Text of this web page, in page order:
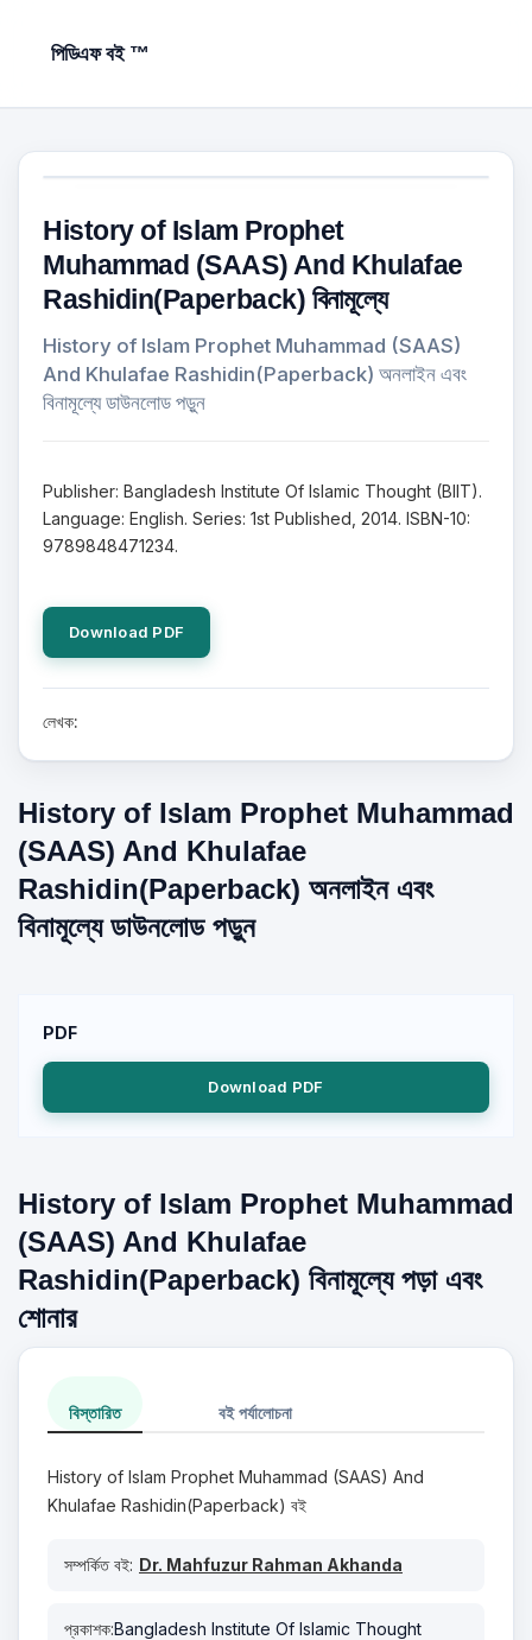
পিডিএফ বই ™
History of Islam Prophet
Muhammad (SAAS) And Khulafae
Rashidin(Paperback) বিনামূল্যে
History of Islam Prophet Muhammad (SAAS)
And Khulafae Rashidin(Paperback) অনলাইন এবং
বিনামূল্যে ডাউনলোড পড়ুন
Publisher: Bangladesh Institute Of Islamic Thought (BIIT).
Language: English. Series: 1st Published, 2014. ISBN-10:
9789848471234.
Download PDF
লেখক:
History of Islam Prophet Muhammad
(SAAS) And Khulafae
Rashidin(Paperback) অনলাইন এবং
বিনামূল্যে ডাউনলোড পড়ুন
PDF
Download PDF
History of Islam Prophet Muhammad
(SAAS) And Khulafae
Rashidin(Paperback) বিনামূল্যে পড়া এবং
শোনার
বিস্তারিত বই পর্যালোচনা
History of Islam Prophet Muhammad (SAAS) And
Khulafae Rashidin(Paperback) বই
সম্পর্কিত বই: Dr. Mahfuzur Rahman Akhanda
প্রকাশক:Bangladesh Institute Of Islamic Thought